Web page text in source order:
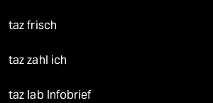
taz frisch
taz zahl ich
taz lab Infobrief